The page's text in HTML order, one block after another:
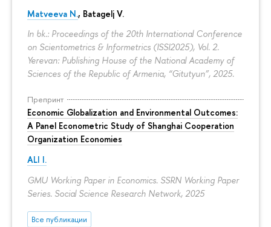
Matveeva N., Batagelj V.
In bk.: Proceedings of the 20th International Conference
on Scientometrics & Informetrics (ISSI2025), Vol. 2.
Yerevan: Publishing House of the National Academy of
Sciences of the Republic of Armenia, “Gitutyun”, 2025.
Препринт
Economic Globalization and Environmental Outcomes:
A Panel Econometric Study of Shanghai Cooperation
Organization Economies
ALI I.
GMU Working Paper in Economics. SSRN Working Paper
Series. Social Science Research Network, 2025
Все публикации